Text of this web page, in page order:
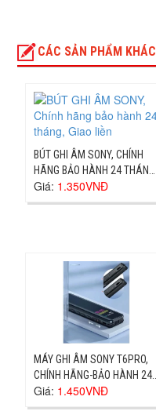
CÁC SẢN PHẨM KHÁC
BÚT GHI ÂM SONY, CHÍNH
HÃNG BẢO HÀNH 24 THÁNG,
GIAO LIỀN
Giá: 1.350VNĐ
MÁY GHI ÂM SONY T6PRO,
CHÍNH HÃNG-BẢO HÀNH 24
THÁNG GIAO NHANH
Giá: 1.450VNĐ